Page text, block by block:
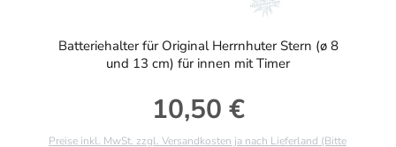
Batteriehalter für Original Herrnhuter Stern (ø 8
und 13 cm) für innen mit Timer
Regulärer Preis:
10,50 €
Preise inkl. MwSt. zzgl. Versandkosten ja nach Lieferland (Bitte